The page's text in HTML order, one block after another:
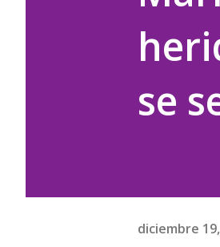
se
diciembre